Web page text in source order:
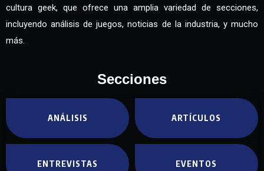
cultura geek, que ofrece una amplia variedad de secciones,
incluyendo análisis de juegos, noticias de la industria, y mucho
más.
Secciones
ANÁLISIS ARTÍCULOS
ENTREVISTAS EVENTOS